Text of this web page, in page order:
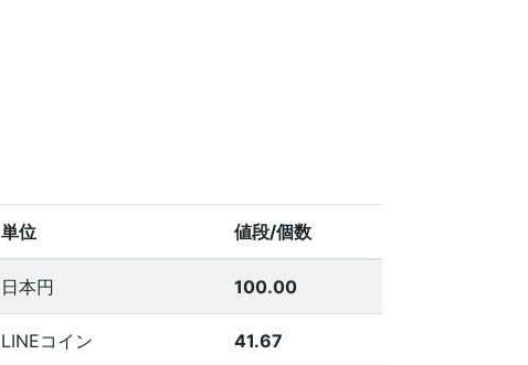
単位 値段/個数
日本円 100.00
LINEコイン 41.67